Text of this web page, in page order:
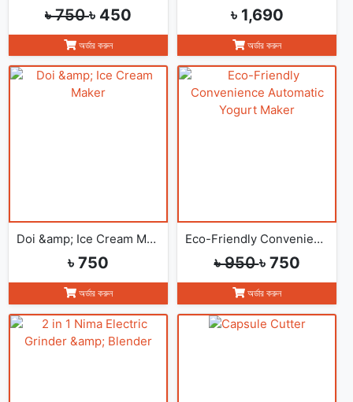
৳ 750৳ 450
অর্ডার করুন
৳ 1,690
অর্ডার করুন
Doi &amp; Ice Cream Maker
৳ 750
অর্ডার করুন
Eco-Friendly Convenience Automatic Yogurt Maker
৳ 950৳ 750
অর্ডার করুন